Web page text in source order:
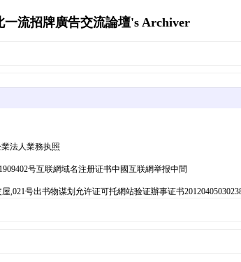
一流招牌廣告交流論壇's Archiver
法人業務执照
号互联網域名注册证书中國互联網举报中間
号出书物谋划允许证可托網站验证辦事证书